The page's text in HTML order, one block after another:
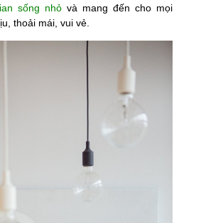
sống nhỏ và mang đến cho mọi
thoải mái, vui vẻ.